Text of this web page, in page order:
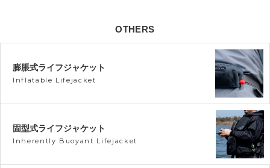
OTHERS
膨脹式ライフジャケット
Inflatable Lifejacket
固型式ライフジャケット
Inherently Buoyant Lifejacket